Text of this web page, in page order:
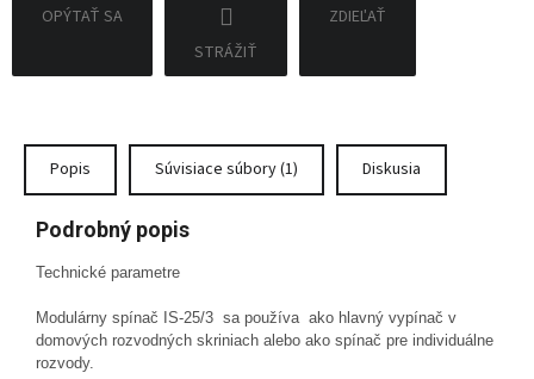
OPÝTAŤ SA
STRÁŽIŤ
ZDIEĽAŤ
Popis Súvisiace súbory (1) Diskusia
Podrobný popis
Technické parametre
Modulárny spínač IS-25/3 sa používa ako hlavný vypínač v
domových rozvodných skriniach alebo ako spínač pre individuálne
rozvody.